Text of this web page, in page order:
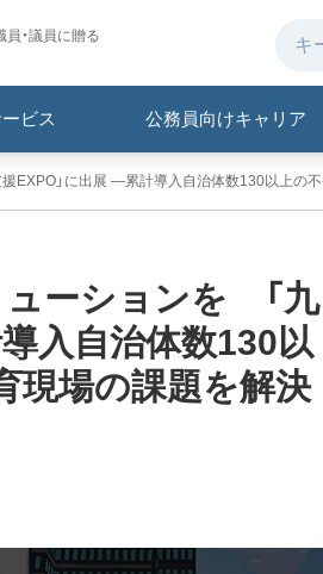
・議員に贈る
ビス 公務員向けキャリア
EXPO」に出展 ―累計導入自治体数130以上
ューションを 「九
入自治体数130以
現場の課題を解決